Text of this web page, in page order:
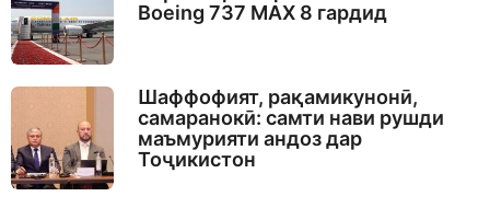
Boeing 737 MAX 8 гардид
Шаффофият, рақамикунонӣ,
самаранокӣ: самти нави рушди
маъмурияти андоз дар
Тоҷикистон